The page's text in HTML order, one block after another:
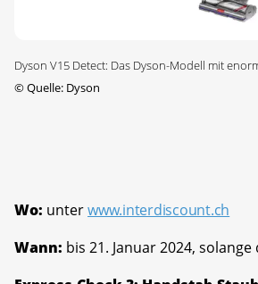
Dyson V15 Detect: Das Dyson-Modell mit
©Quelle: Dyson
Wo: unterwww.interdiscount.ch
Wann: bis 21. Januar 2024,